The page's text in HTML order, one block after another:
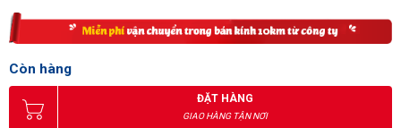
Còn hàng
ĐẶT HÀNG
GIAO HÀNG TẬN NƠI